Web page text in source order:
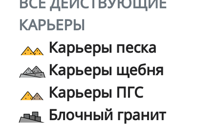
КАРЬЕРЫ
Карьеры песка
Карьеры щебня
Карьеры ПГС
Блочный гранит